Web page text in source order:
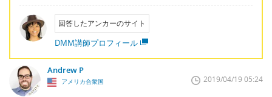
回答したアンカーのサイト
DMM講師プロフィール
Andrew P
アメリカ合衆国 2019/04/19 05:24